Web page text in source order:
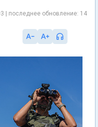
| последнее обновление: 14